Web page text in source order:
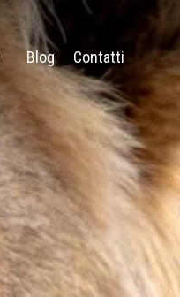
Blog Contatti